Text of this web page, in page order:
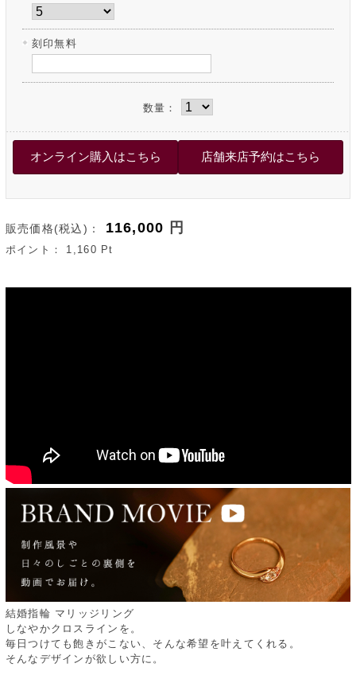
刻印無料
数量：
販売価格(税込)： 116,000 円
ポイント： 1,160 Pt
結婚指輪 マリッジリング
しなやかクロスラインを。
毎日つけても飽きがこない、そんな希望を叶えてくれる。
そんなデザインが欲しい方に。